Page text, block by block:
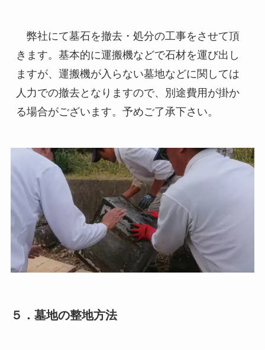
弊社にて墓石を撤去・処分の工事をさせて頂
きます。基本的に運搬機などで石材を運び出し
ますが、運搬機が入らない墓地などに関しては
人力での撤去となりますので、別途費用が掛か
る場合がございます。予めご了承下さい。
５．墓地の整地方法